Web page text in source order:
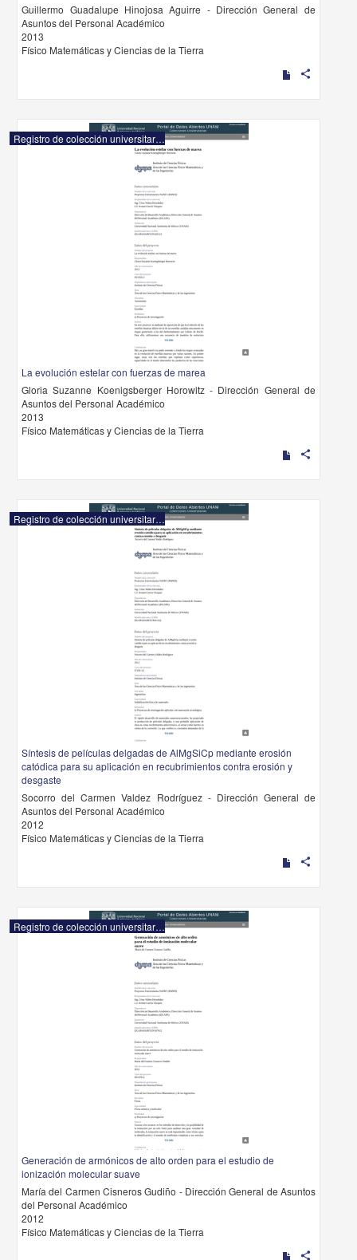
Guillermo Guadalupe Hinojosa Aguirre - Dirección General de
Asuntos del Personal Académico
2013
Físico Matemáticas y Ciencias de la Tierra
share
Registro de colección universitaria
La evolución estelar con fuerzas de marea
Gloria Suzanne Koenigsberger Horowitz - Dirección General de
Asuntos del Personal Académico
2013
Físico Matemáticas y Ciencias de la Tierra
share
Registro de colección universitaria
Síntesis de películas delgadas de AlMgSiCp mediante erosión
catódica para su aplicación en recubrimientos contra erosión y
desgaste
Socorro del Carmen Valdez Rodríguez - Dirección General de
Asuntos del Personal Académico
2012
Físico Matemáticas y Ciencias de la Tierra
share
Registro de colección universitaria
Generación de armónicos de alto orden para el estudio de
ionización molecular suave
María del Carmen Cisneros Gudiño - Dirección General de Asuntos
del Personal Académico
2012
Físico Matemáticas y Ciencias de la Tierra
share